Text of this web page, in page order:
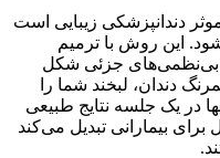
زیبایی است
روش با ترمیم
جزئی شکل
لبخند شما را
جلسه نتایج طبیعی
تبدیل می‌کند